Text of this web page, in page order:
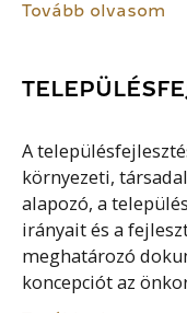
Tovább olvasom
A
környezeti,
alapozó, a
irányait és a
meghatározó
koncepciót az